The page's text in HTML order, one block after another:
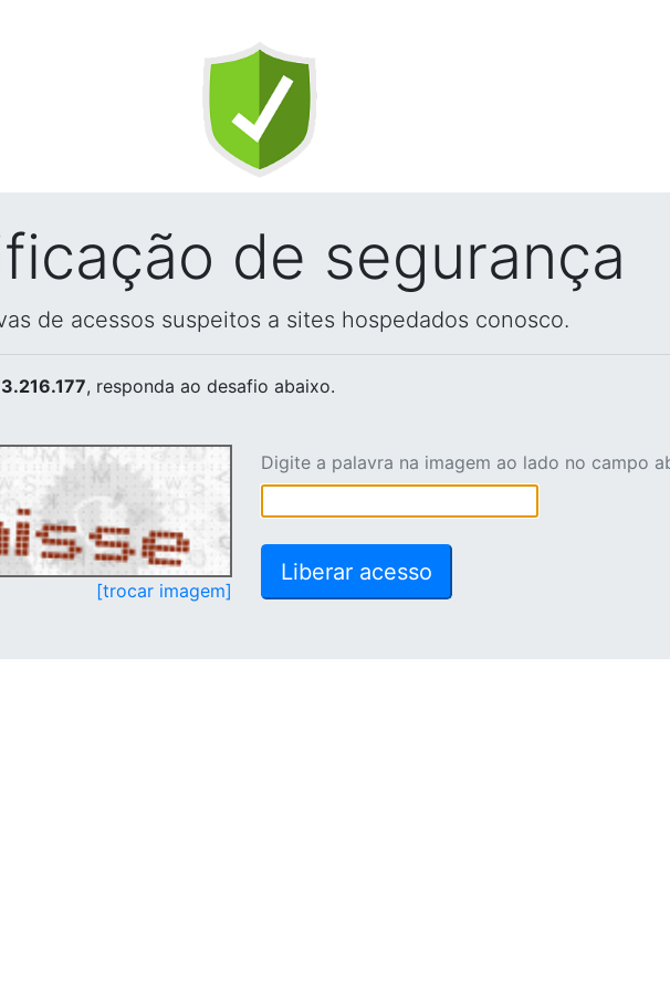
de segurança
de acessos suspeitos a sites hospedados conosco.
, responda ao desafio abaixo.
[trocar imagem]
Digite a palavra na imagem ao lado no campo